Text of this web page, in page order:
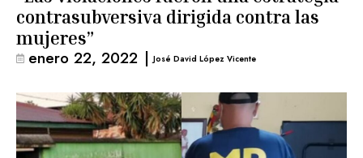
contrasubversiva dirigida contra las
mujeres”
enero 22, 2022 | José David López Vicente